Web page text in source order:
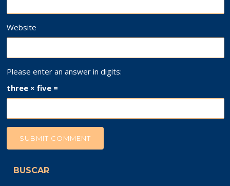
Website
Please enter an answer in digits:
three × five =
BUSCAR